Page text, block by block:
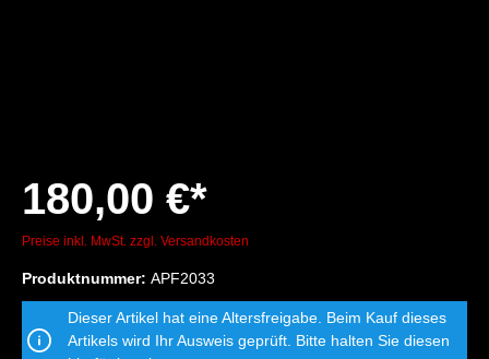
180,00 €*
Preise inkl. MwSt. zzgl. Versandkosten
Produktnummer: APF2033
Dieser Artikel hat eine Altersfreigabe. Beim Kauf dieses
Artikels wird Ihr Ausweis geprüft. Bitte halten Sie diesen